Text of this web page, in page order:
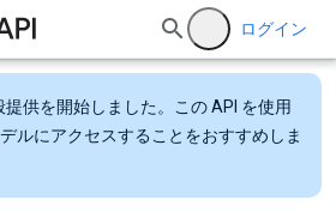
ログイン
提供を開始しました。この API を使用
ルにアクセスすることをおすすめしま